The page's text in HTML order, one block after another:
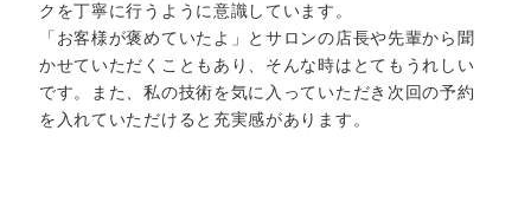
クを丁寧に行うように意識しています。
「お客様が褒めていたよ」とサロンの店長や先輩から聞
かせていただくこともあり、そんな時はとてもうれしい
です。また、私の技術を気に入っていただき次回の予約
を入れていただけると充実感があります。